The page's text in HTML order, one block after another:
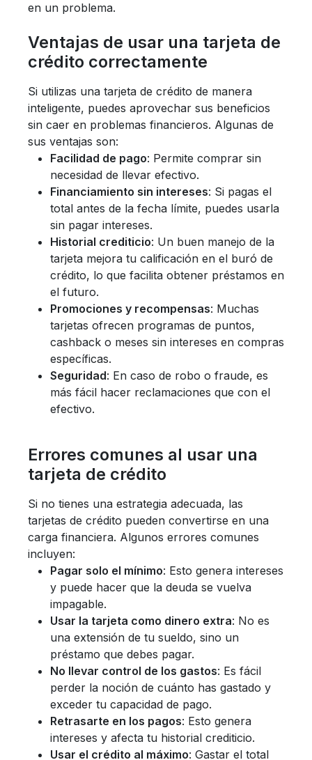
en un problema.
Ventajas de usar una tarjeta de
crédito correctamente
Si utilizas una tarjeta de crédito de manera
inteligente, puedes aprovechar sus beneficios
sin caer en problemas financieros. Algunas de
sus ventajas son:
Facilidad de pago: Permite comprar sin
necesidad de llevar efectivo.
Financiamiento sin intereses: Si pagas el
total antes de la fecha límite, puedes usarla
sin pagar intereses.
Historial crediticio: Un buen manejo de la
tarjeta mejora tu calificación en el buró de
crédito, lo que facilita obtener préstamos en
el futuro.
Promociones y recompensas: Muchas
tarjetas ofrecen programas de puntos,
cashback o meses sin intereses en compras
específicas.
Seguridad: En caso de robo o fraude, es
más fácil hacer reclamaciones que con el
efectivo.
Errores comunes al usar una
tarjeta de crédito
Si no tienes una estrategia adecuada, las
tarjetas de crédito pueden convertirse en una
carga financiera. Algunos errores comunes
incluyen:
Pagar solo el mínimo: Esto genera intereses
y puede hacer que la deuda se vuelva
impagable.
Usar la tarjeta como dinero extra: No es
una extensión de tu sueldo, sino un
préstamo que debes pagar.
No llevar control de los gastos: Es fácil
perder la noción de cuánto has gastado y
exceder tu capacidad de pago.
Retrasarte en los pagos: Esto genera
intereses y afecta tu historial crediticio.
Usar el crédito al máximo: Gastar el total